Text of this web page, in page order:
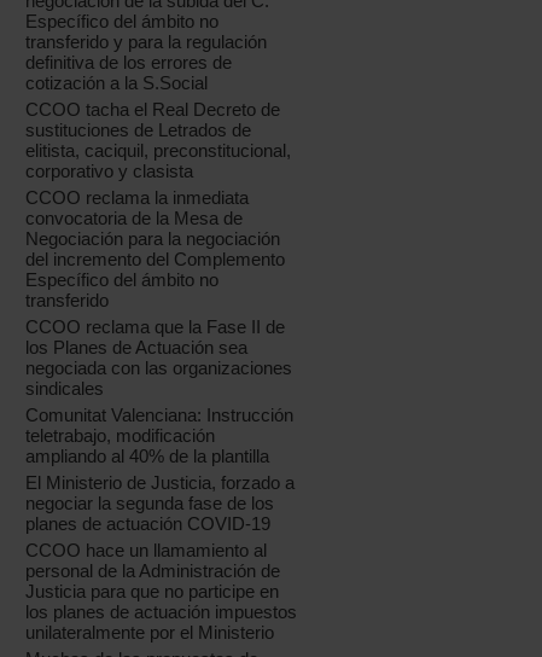
Específico del ámbito no
transferido y para la regulación
definitiva de los errores de
cotización a la S.Social
CCOO tacha el Real Decreto de
sustituciones de Letrados de
elitista, caciquil, preconstitucional,
corporativo y clasista
CCOO reclama la inmediata
convocatoria de la Mesa de
Negociación para la negociación
del incremento del Complemento
Específico del ámbito no
transferido
CCOO reclama que la Fase II de
los Planes de Actuación sea
negociada con las organizaciones
sindicales
Comunitat Valenciana: Instrucción
teletrabajo, modificación
ampliando al 40% de la plantilla
El Ministerio de Justicia, forzado a
negociar la segunda fase de los
planes de actuación COVID-19
CCOO hace un llamamiento al
personal de la Administración de
Justicia para que no participe en
los planes de actuación impuestos
unilateralmente por el Ministerio